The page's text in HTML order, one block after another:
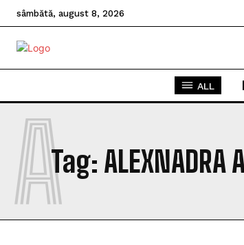
sâmbătă, august 8, 2026
ALL
Tag: ALEXNADRA
A